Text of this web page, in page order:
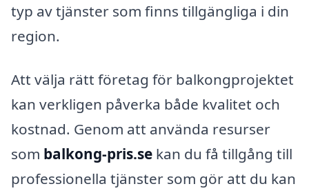
typ av tjänster som finns tillgängliga i din
region.
Att välja rätt företag för balkongprojektet
kan verkligen påverka både kvalitet och
kostnad. Genom att använda resurser
som balkong-pris.se kan du få tillgång till
professionella tjänster som gör att du kan